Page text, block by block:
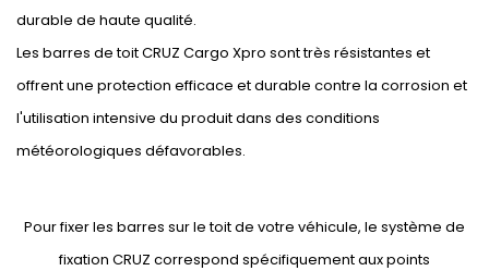
durable de haute qualité.
Les barres de toit CRUZ Cargo Xpro sont très résistantes et
offrent une protection efficace et durable contre la corrosion et
l'utilisation intensive du produit dans des conditions
météorologiques défavorables.
Pour fixer les barres sur le toit de votre véhicule, le système de
fixation CRUZ correspond spécifiquement aux points